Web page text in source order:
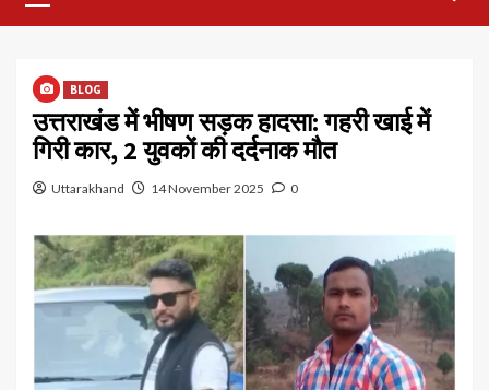
BLOG
उत्तराखंड में भीषण सड़क हादसा: गहरी खाई में
गिरी कार, 2 युवकों की दर्दनाक मौत
Uttarakhand 14 November 2025 0